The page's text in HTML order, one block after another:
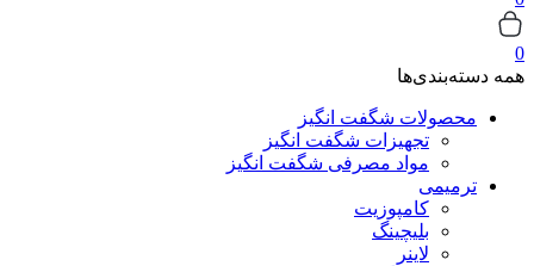
0
همه دسته‌بندی‌ها
محصولات شگفت انگیز
تجهیزات شگفت انگیز
مواد مصرفی شگفت انگیز
ترمیمی
کامپوزیت
بلیچینگ
لاینر